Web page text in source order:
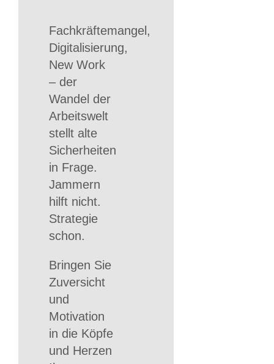
Fachkräftemangel,
Digitalisierung,
New Work
– der
Wandel der
Arbeitswelt
stellt alte
Sicherheiten
in Frage.
Jammern
hilft nicht.
Strategie
schon.
Bringen Sie
Zuversicht
und
Motivation
in die Köpfe
und Herzen